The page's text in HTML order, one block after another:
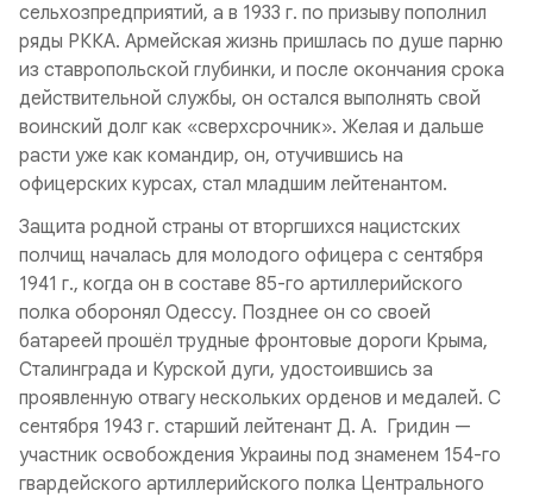
сельхозпредприятий, а в 1933 г. по призыву пополнил
ряды РККА. Армейская жизнь пришлась по душе парню
из ставропольской глубинки, и после окончания срока
действительной службы, он остался выполнять свой
воинский долг как «сверхсрочник». Желая и дальше
расти уже как командир, он, отучившись на
офицерских курсах, стал младшим лейтенантом.
Защита родной страны от вторгшихся нацистских
полчищ началась для молодого офицера с сентября
1941 г., когда он в составе 85-го артиллерийского
полка оборонял Одессу. Позднее он со своей
батареей прошёл трудные фронтовые дороги Крыма,
Сталинграда и Курской дуги, удостоившись за
проявленную отвагу нескольких орденов и медалей. С
сентября 1943 г. старший лейтенант Д. А. Гридин —
участник освобождения Украины под знаменем 154-го
гвардейского артиллерийского полка Центрального